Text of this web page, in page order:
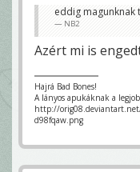
eddig magunknak
NB2
Azért mi is
Hajrá Bad Bones!
A lányos apukáknak a
http://
d98fqaw.png